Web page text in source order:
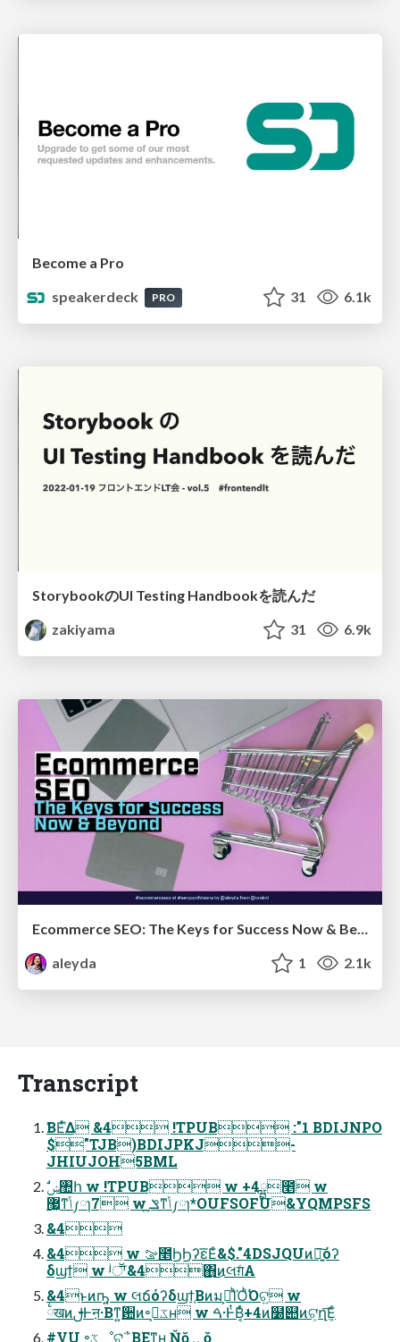
Become a Pro
speakerdeck
PRO 31 6.1k
StorybookのUI Testing Handbookを読んだ
zakiyama
31 6.9k
aleyda
1 2.1k
Transcript
ࣤΒΕ֮ͯ͑Δ &4 !TPUB :"1 BDIJNPO
$"TJB)BDIJPKJ-
JHIUJOH5BML
޷͖ͳݴ༿ɿ7 w ݏ͍ͳݴ༿ɿ*OUFSOFU&YQMPSFS
&4
&4 w ࡢ೥ϦϦʔε͞Εͨ&$."4DSJQUͷ৽͍͠όʔ
δϣϯ w ʲॕʳ&4΋͜ͷલग़ͨΑ
&4ͱͷҧ͍ w લճόʔδϣϯ͔Βͷมߋ͕ΊͪΌͪ͘Όଟ͍ w
྆खͷࢦͰऩ·Βͳ͍਺ͷ৽ػߏ͕ʜ w ࠓ·ͰͭΒ͔ͬͨ+4ͷ໰୊ͷଟ͕͘ղܾ͞Εͨ
#VU ৽ػೳଟ͓͗͢΅͑ΒΕͳ͍ʜ Ňŏ﹏ŏ